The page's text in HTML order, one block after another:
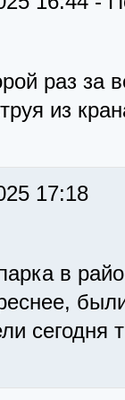
раз за
из
17:18
в
сегодня